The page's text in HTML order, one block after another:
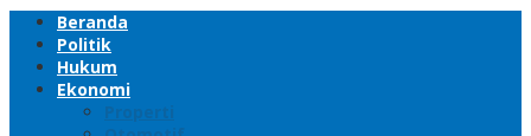
Beranda
Politik
Hukum
Ekonomi
Properti